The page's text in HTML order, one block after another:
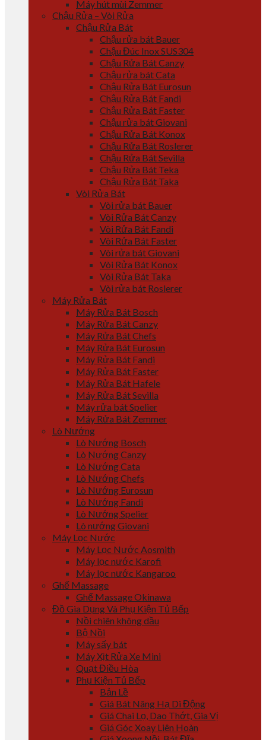
Máy hút mùi Zemmer
Chậu Rửa – Vòi Rửa
Chậu Rửa Bát
Chậu rửa bát Bauer
Chậu Đúc Inox SUS304
Chậu Rửa Bát Canzy
Chậu rửa bát Cata
Chậu Rửa Bát Eurosun
Chậu Rửa Bát Fandi
Chậu Rửa Bát Faster
Chậu rửa bát Giovani
Chậu Rửa Bát Konox
Chậu Rửa Bát Roslerer
Chậu Rửa Bát Sevilla
Chậu Rửa Bát Teka
Chậu Rửa Bát Taka
Vòi Rửa Bát
Vòi rửa bát Bauer
Vòi Rửa Bát Canzy
Vòi Rửa Bát Fandi
Vòi Rửa Bát Faster
Vòi rửa bát Giovani
Vòi Rửa Bát Konox
Vòi Rửa Bát Taka
Vòi rửa bát Roslerer
Máy Rửa Bát
Máy Rửa Bát Bosch
Máy Rửa Bát Canzy
Máy Rửa Bát Chefs
Máy Rửa Bát Eurosun
Máy Rửa Bát Fandi
Máy Rửa Bát Faster
Máy Rửa Bát Hafele
Máy Rửa Bát Sevilla
Máy rửa bát Spelier
Máy Rửa Bát Zemmer
Lò Nướng
Lò Nướng Bosch
Lò Nướng Canzy
Lò Nướng Cata
Lò Nướng Chefs
Lò Nướng Eurosun
Lò Nướng Fandi
Lò Nướng Spelier
Lò nướng Giovani
Máy Lọc Nước
Máy Lọc Nước Aosmith
Máy lọc nước Karofi
Máy lọc nước Kangaroo
Ghế Massage
Ghế Massage Okinawa
Đồ Gia Dụng Và Phụ Kiện Tủ Bếp
Nồi chiên không dầu
Bộ Nồi
Máy sấy bát
Máy Xịt Rửa Xe Mini
Quạt Điều Hòa
Phụ Kiện Tủ Bếp
Bản Lề
Giá Bát Nâng Hạ Di Động
Giá Chai Lọ, Dao Thớt, Gia Vị
Giá Góc Xoay Liên Hoàn